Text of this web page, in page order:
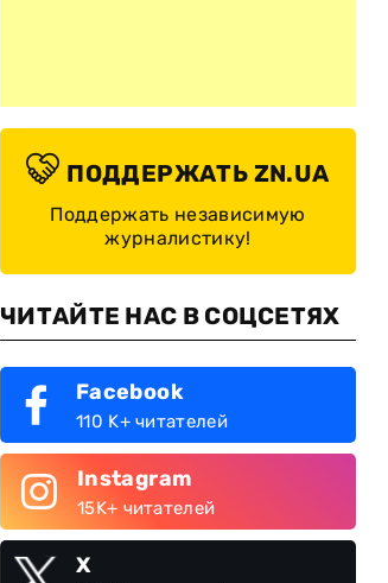
ПОДДЕРЖАТЬ ZN.UA
Поддержать независимую
журналистику!
ЧИТАЙТЕ НАС В СОЦСЕТЯХ
Facebook
110 K+ читателей
Instagram
15K+ читателей
X